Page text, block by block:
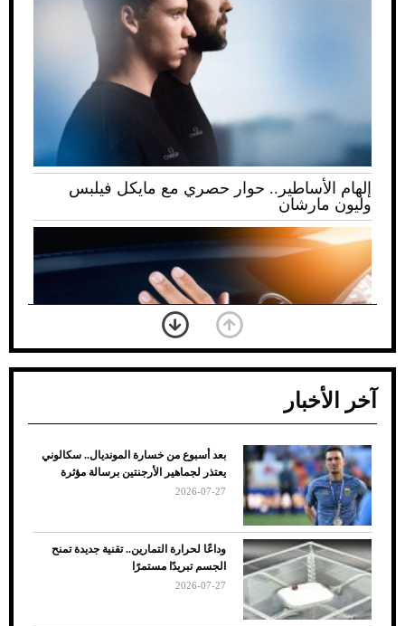
إلهام الأساطير.. حوار حصري مع مايكل فيلبس
وليون مارشان
ضعف تبريد مكيف السيارة عند الوقوف.. أشهر
الأسباب والحلول
آخر الأخبار
بعد أسبوع من خسارة المونديال.. سكالوني
يعتذر لجماهير الأرجنتين برسالة مؤثرة
2026-07-27
وداعًا لحرارة التمارين.. تقنية جديدة تمنح
الجسم تبريدًا مستمرًا
2026-07-27